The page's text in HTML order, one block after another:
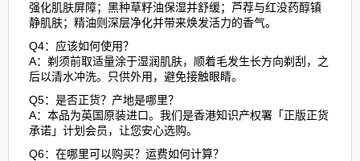
强化肌肤屏障；黑种草籽油保湿并舒缓；芦荐与红没药醇镇
静肌肤；精油则深层净化并带来焕发活力的香气。
Q4：应该如何使用？
A：剃须前取适量涂于湿润肌肤，顺着毛发生长方向剃刮，之
后以清水冲洗。只供外用，避免接触眼睛。
Q5：是否正货？产地是哪里？
A：本品为英国原装进口。我们是香港知识产权署「正版正货
承诺」计划会员，让您安心选购。
Q6：在哪里可以购买？运费如何计算？